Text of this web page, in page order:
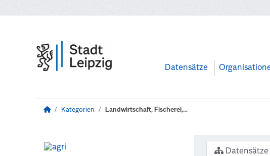
Datensätze
Kategorien Landwirtschaft, Fischerei,...
Datensätze